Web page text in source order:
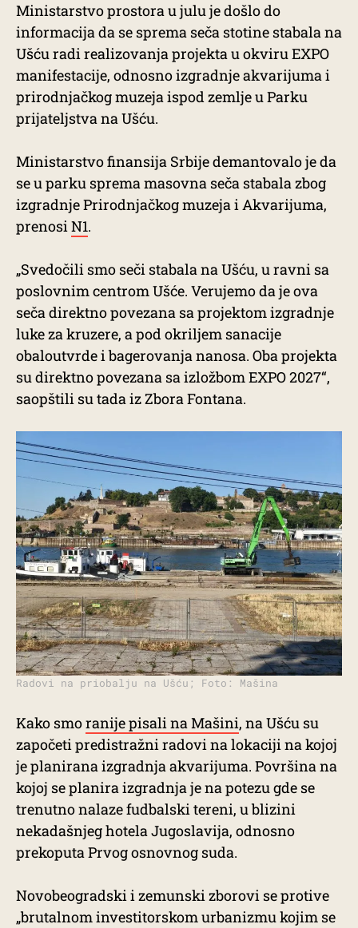
Ministarstvo prostora u julu je došlo do
informacija da se sprema seča stotine stabala na
Ušću radi realizovanja projekta u okviru EXPO
manifestacije, odnosno izgradnje akvarijuma i
prirodnjačkog muzeja ispod zemlje u Parku
prijateljstva na Ušću.
Ministarstvo finansija Srbije demantovalo je da
se u parku sprema masovna seča stabala zbog
izgradnje Prirodnjačkog muzeja i Akvarijuma,
prenosiN1.
„Svedočili smo seči stabala na Ušću, u ravni sa
poslovnim centrom Ušće. Verujemo da je ova
seča direktno povezana sa projektom izgradnje
luke za kruzere, a pod okriljem sanacije
obaloutvrde i bagerovanja nanosa. Oba projekta
su direktno povezana sa izložbom EXPO 2027“,
saopštili su tada iz Zbora Fontana.
Radovi na priobalju na Ušću; Foto: Mašina
Kako smoranije pisali na Mašini, na Ušću su
započeti predistražni radovi na lokaciji na kojoj
je planirana izgradnja akvarijuma. Površina na
kojoj se planira izgradnja je na potezu gde se
trenutno nalaze fudbalski tereni, u blizini
nekadašnjeg hotela Jugoslavija, odnosno
prekoputa Prvog osnovnog suda.
Novobeogradski i zemunski zborovi se protive
„brutalnom investitorskom urbanizmu kojim se